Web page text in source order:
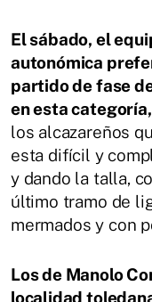
El sábado, el
autonómica
partido de fase
en esta
los alcazareños
esta difícil y
y dando la talla,
último tramo de
mermados y con
Los de Manolo
localidad